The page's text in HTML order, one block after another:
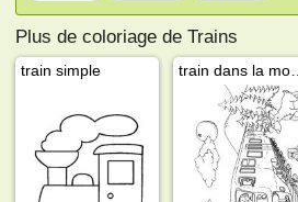
Plus de coloriage de Trains
train simple